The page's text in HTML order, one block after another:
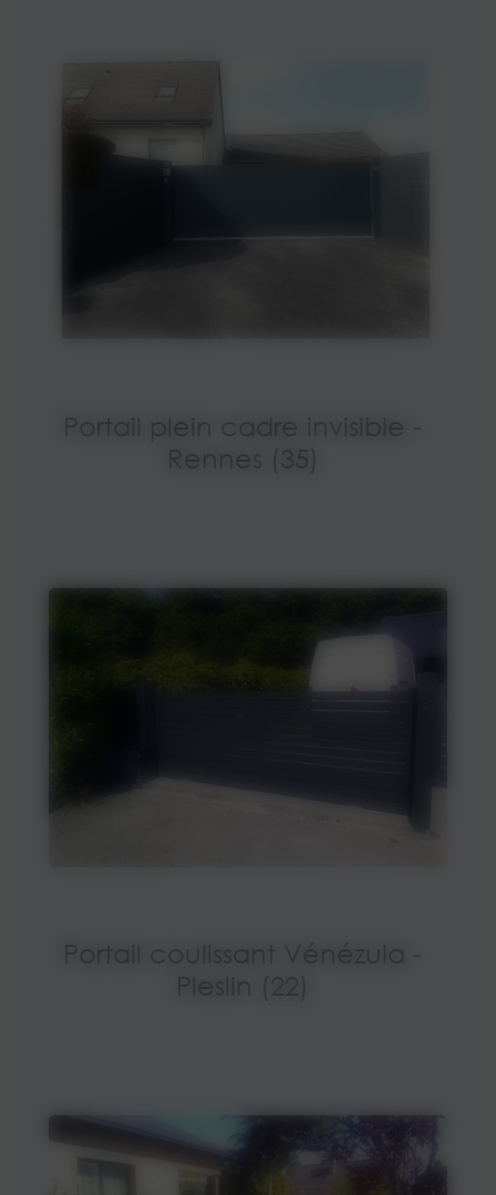
Portail plein cadre invisible -
Rennes (35)
Portail coulissant Vénézula -
Pleslin (22)